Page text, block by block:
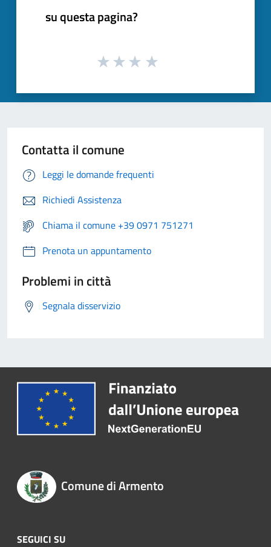
su questa pagina?
Contatta il comune
Leggi le domande frequenti
Richiedi Assistenza
Chiama il comune +39 0971 751271
Prenota un appuntamento
Problemi in città
Segnala disservizio
Comune di Armento
SEGUICI SU